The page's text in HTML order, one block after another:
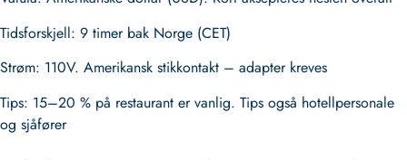
Tidsforskjell: 9 timer bak Norge (CET)
Strøm: 110V. Amerikansk stikkontakt – adapter kreves
Tips: 15–20 % på restaurant er vanlig. Tips også hotellpersonale
og sjåfører